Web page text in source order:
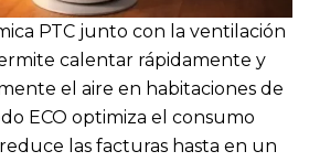
PTC junto con la ventilación
calentar rápidamente y
el aire en habitaciones de
ECO optimiza el consumo
las facturas hasta en un